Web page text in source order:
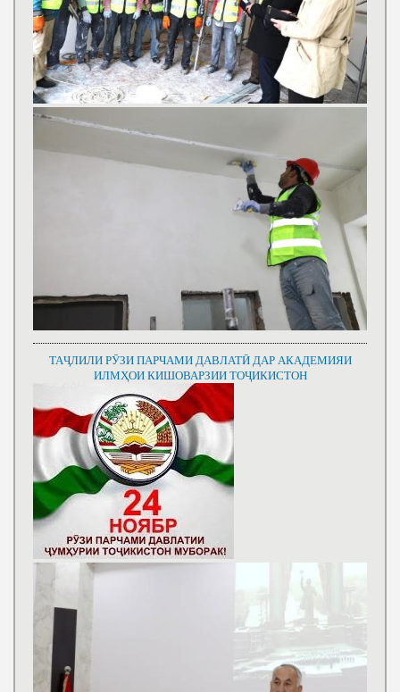
ТАҶЛИЛИ РӮЗИ ПАРЧАМИ ДАВЛАТӢ ДАР АКАДЕМИЯИ
ИЛМҲОИ КИШОВАРЗИИ ТОҶИКИСТОН